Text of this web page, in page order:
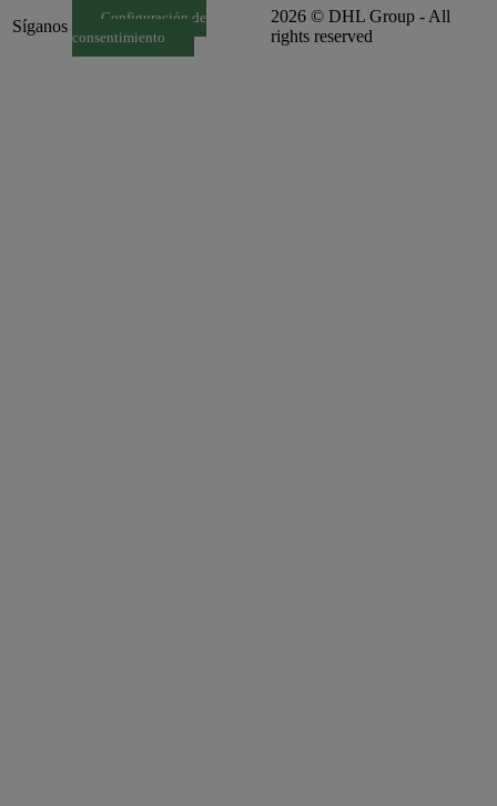
Síganos
Configuración de
consentimiento
2026 © DHL Group - All
rights reserved